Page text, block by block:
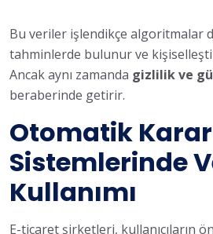
Bu veriler işlendikçe algoritmalar
tahminlerde bulunur ve
Ancak aynı zamanda gizlilik ve
beraberinde getirir.
Otomatik
Sistemlerinde
Kullanımı
E-ticaret şirketleri, kullanıcıların